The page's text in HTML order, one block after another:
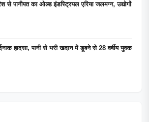
से पानीपत का ओल्ड इंडस्ट्रियल एरिया जलमग्न, उद्योगों
हादसा, पानी से भरी खदान में डूबने से 28 वर्षीय युवक